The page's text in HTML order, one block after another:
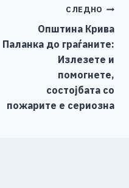
p
Li
n
k
СЛЕДНО
Општина Крива
Паланка до граѓаните:
Излезете и
помогнете,
состојбата со
пожарите е сериозна